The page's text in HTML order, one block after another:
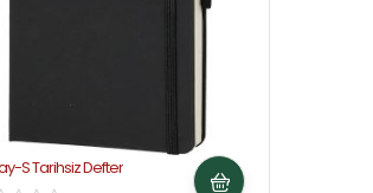
S Tarihsiz Defter